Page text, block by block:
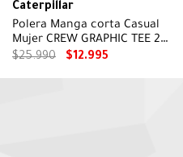
Caterpillar
Polera Manga corta Casual
Mujer CREW GRAPHIC TEE 2
Blanco CAT
$25.990 $12.995